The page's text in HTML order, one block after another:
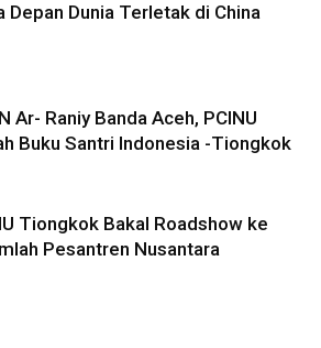
Depan Dunia Terletak di China
Ar- Raniy Banda Aceh, PCINU
Buku Santri Indonesia -Tiongkok
Tiongkok Bakal Roadshow ke
Pesantren Nusantara